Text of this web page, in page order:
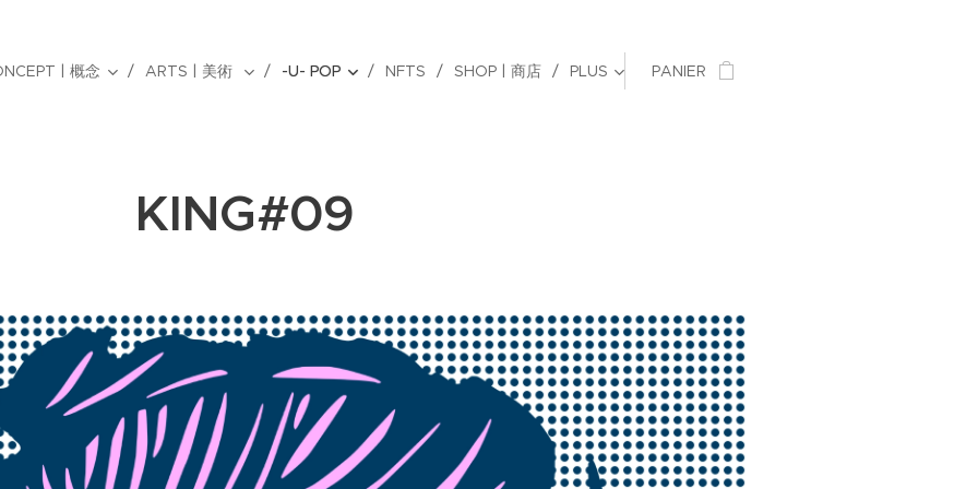
| 概念 ARTS | 美術 -U- POP NFTS SHOP | 商店 PLUS PANIER
KING#09